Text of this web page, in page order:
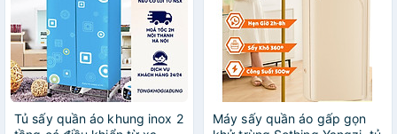
Tủ sấy quần áo khung inox 2
Máy sấy quần áo gấp gọn